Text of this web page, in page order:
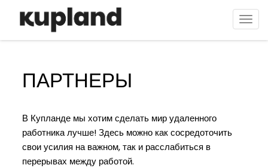
ПАРТНЕРЫ
В Купланде мы хотим сделать мир удаленного
работника лучше! Здесь можно как сосредоточить
свои усилия на важном, так и расслабиться в
перерывах между работой.